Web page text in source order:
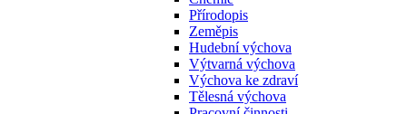
Přírodopis
Zeměpis
Hudební výchova
Výtvarná výchova
Výchova ke zdraví
Tělesná výchova